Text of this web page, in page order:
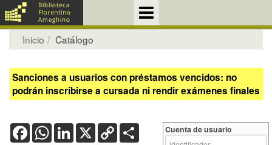
Inicio Catálogo
Sanciones a usuarios con préstamos vencidos: no
podrán inscribirse a cursada ni rendir exámenes finales
FacebookWhatsApp
LinkedIn
X Copy
Link
Cuenta de usuario